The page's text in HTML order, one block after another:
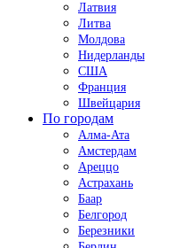
Латвия
Литва
Молдова
Нидерланды
США
Франция
Швейцария
По городам
Алма-Ата
Амстердам
Ареццо
Астрахань
Баар
Белгород
Березники